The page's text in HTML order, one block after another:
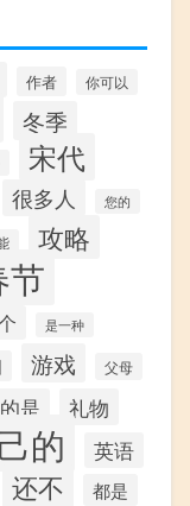
作者 你可以
冬季
宋代
很多人 您的
攻略
节
是一种
游戏 父母
的是 礼物
的 英语
还不 都是